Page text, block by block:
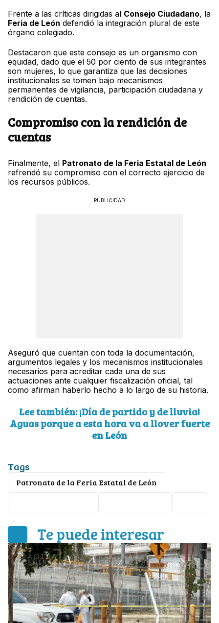
Frente a las críticas dirigidas al Consejo Ciudadano, la
Feria de León defendió la integración plural de este
órgano colegiado.
Destacaron que este consejo es un organismo con
equidad, dado que el 50 por ciento de sus integrantes
son mujeres, lo que garantiza que las decisiones
institucionales se tomen bajo mecanismos
permanentes de vigilancia, participación ciudadana y
rendición de cuentas.
Compromiso con la rendición de
cuentas
Finalmente, el Patronato de la Feria Estatal de León
refrendó su compromiso con el correcto ejercicio de
los recursos públicos.
PUBLICIDAD
Aseguró que cuentan con toda la documentación,
argumentos legales y los mecanismos institucionales
necesarios para acreditar cada una de sus
actuaciones ante cualquier fiscalización oficial, tal
como afirman haberlo hecho a lo largo de su historia.
Lee también: ¡Día de partido y de lluvia!
Aguas porque a esta hora va a llover fuerte
en León
Tags
Patronato de la Feria Estatal de León
Te puede interesar